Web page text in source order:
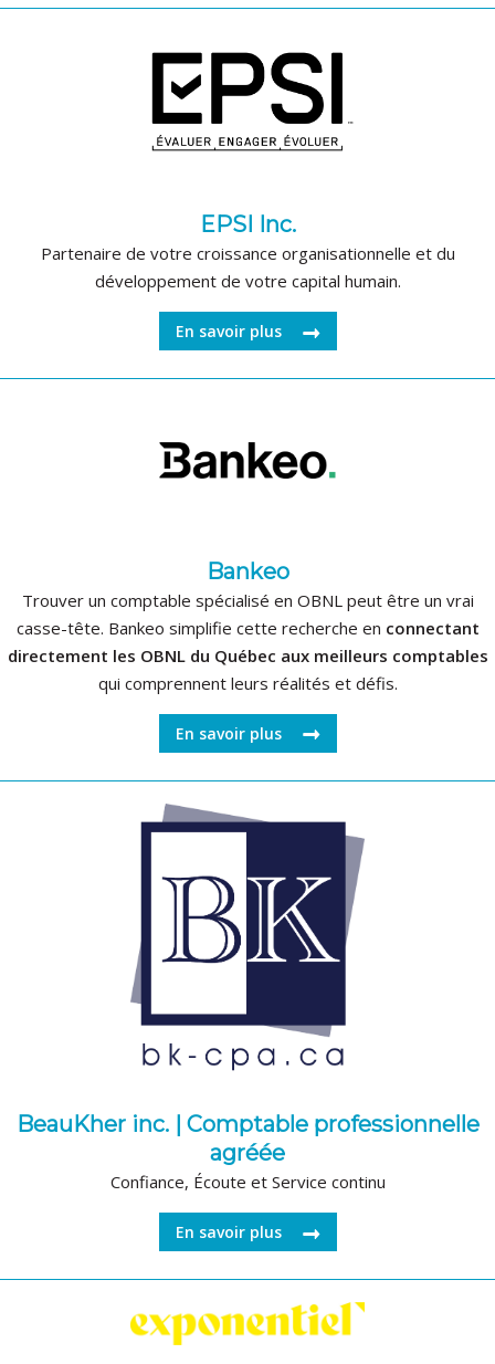
EPSI Inc.
Partenaire de votre croissance organisationnelle et du
développement de votre capital humain.
En savoir plus
Bankeo
Trouver un comptable spécialisé en OBNL peut être un vrai
casse-tête. Bankeo simplifie cette recherche en connectant
directement les OBNL du Québec aux meilleurs comptables
qui comprennent leurs réalités et défis.
En savoir plus
BeauKher inc. | Comptable professionnelle
agréée
Confiance, Écoute et Service continu
En savoir plus